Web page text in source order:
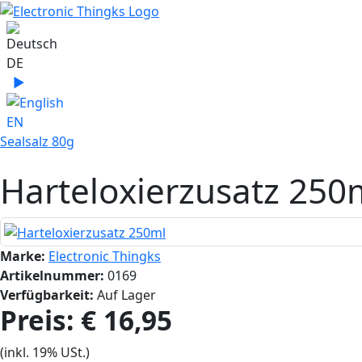
Sprache auswählen
DE
▶
EN
Sealsalz 80g
Harteloxierzusatz
Marke: Electronic Thingks
Artikelnummer: 0169
Verfügbarkeit: Auf Lager
Preis: € 16,95‎
(inkl. 19% USt.)